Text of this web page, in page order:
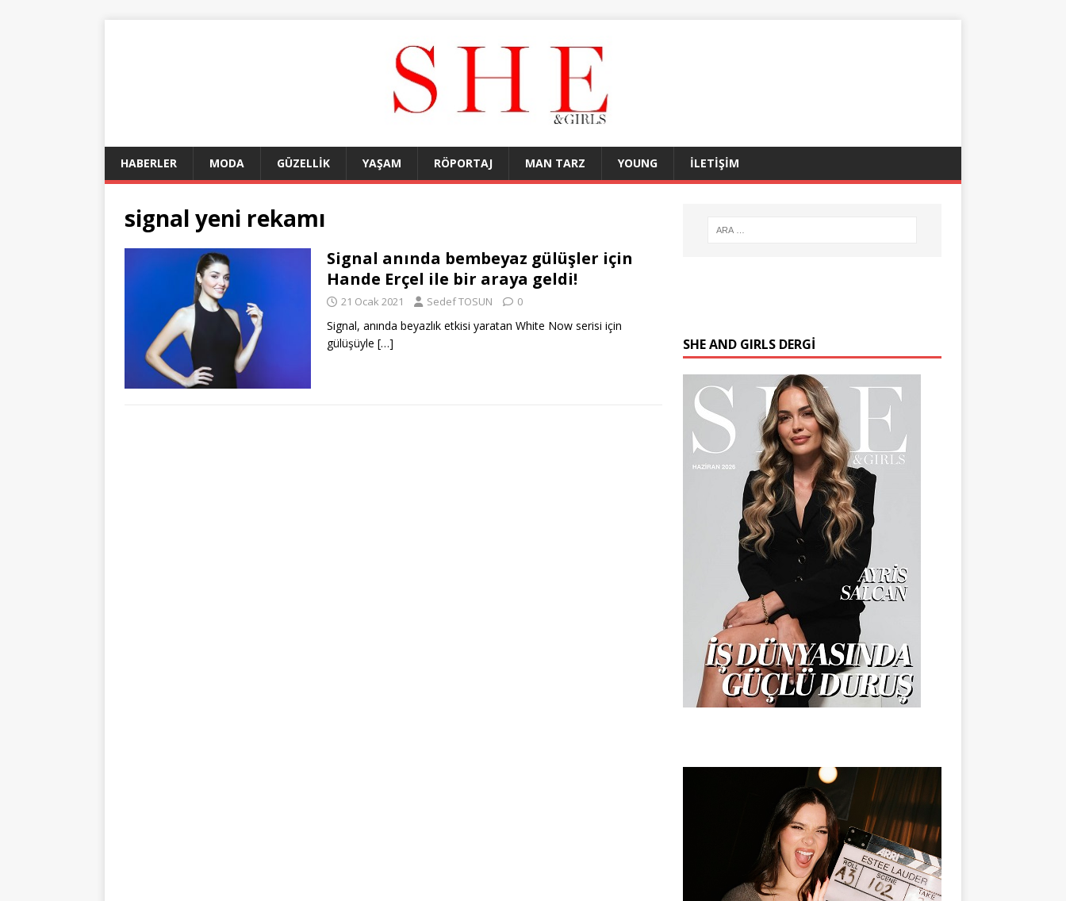
HABERLER MODA GÜZELLİK YAŞAM RÖPORTAJ MAN TARZ YOUNG İLETİŞİM
signal yeni rekamı
Signal anında bembeyaz gülüşler için
Hande Erçel ile bir araya geldi!
21 Ocak 2021 Sedef TOSUN 0
Signal, anında beyazlık etkisi yaratan White Now serisi için
gülüşüyle […] SHE AND GIRLS DERGİ